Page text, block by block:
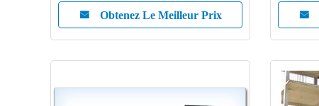
Obtenez Le Meilleur Prix